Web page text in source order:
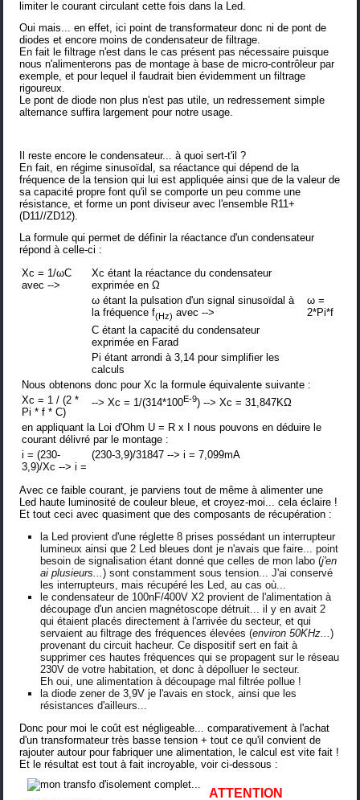
limiter le courant circulant cette fois dans la Led.
Oui mais... en effet, ici point de transformateur donc ni de pont de
diodes et encore moins de condensateur de filtrage.
En fait le filtrage n'est dans le cas présent pas nécessaire puisque
nous n'alimenterons pas de montage à base de micro-contrôleur par
exemple, et pour lequel il faudrait bien évidemment un filtrage
rigoureux.
Le pont de diode non plus n'est pas utile, un redressement simple
alternance suffira largement pour notre usage.
Il reste encore le condensateur... à quoi sert-t'il ?
En fait, en régime sinusoïdal, sa réactance qui dépend de la
fréquence de la tension qui lui est appliquée ainsi que de la valeur de
sa capacité propre font qu'il se comporte un peu comme une
résistance, et forme un pont diviseur avec l'ensemble R11+
(D11//ZD12).
La formule qui permet de définir la réactance d'un condensateur
répond à celle-ci :
Xc = 1/ωC
avec -->
Xc étant la réactance du condensateur
exprimée en Ω
ω étant la pulsation d'un signal sinusoïdal à
la fréquence f(Hz) avec -->
ω =
2*Pi*f
C étant la capacité du condensateur
exprimée en Farad
Pi étant arrondi à 3,14 pour simplifier les
calculs
Nous obtenons donc pour Xc la formule équivalente suivante :
Xc = 1 / (2 *
Pi * f * C)
--> Xc = 1/(314*100E-9) --> Xc = 31,847KΩ
en appliquant la Loi d'Ohm U = R x I nous pouvons en déduire le
courant délivré par le montage :
i = (230-
3,9)/Xc --> i =
(230-3,9)/31847 --> i = 7,099mA
Avec ce faible courant, je parviens tout de même à alimenter une
Led haute luminosité de couleur bleue, et croyez-moi... cela éclaire !
Et tout ceci avec quasiment que des composants de récupération :
la Led provient d'une réglette 8 prises possédant un interrupteur
lumineux ainsi que 2 Led bleues dont je n'avais que faire... point
besoin de signalisation étant donné que celles de mon labo (j'en
ai plusieurs...) sont constamment sous tension... J'ai conservé
les interrupteurs, mais récupéré les Led, au cas où...
le condensateur de 100nF/400V X2 provient de l'alimentation à
découpage d'un ancien magnétoscope détruit... il y en avait 2
qui étaient placés directement à l'arrivée du secteur, et qui
servaient au filtrage des fréquences élevées (environ 50KHz...)
provenant du circuit hacheur. Ce dispositif sert en fait à
supprimer ces hautes fréquences qui se propagent sur le réseau
230V de votre habitation, et donc à dépolluer le secteur.
Eh oui, une alimentation à découpage mal filtrée pollue !
la diode zener de 3,9V je l'avais en stock, ainsi que les
résistances d'ailleurs...
Donc pour moi le coût est négligeable... comparativement à l'achat
d'un transformateur très basse tension + tout ce qu'il convient de
rajouter autour pour fabriquer une alimentation, le calcul est vite fait !
Et le résultat est tout à fait incroyable, voir ci-dessous :
ATTENTION